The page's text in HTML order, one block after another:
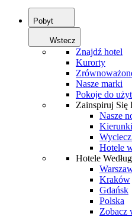
Pobyt
Wstecz
Znajdź hotel
Kurorty
Nasze marki
Pokoje do
Zainspiruj Się
Nasze
Hotele
Hotele
Kraków
Gdańsk
Polska
Zobacz